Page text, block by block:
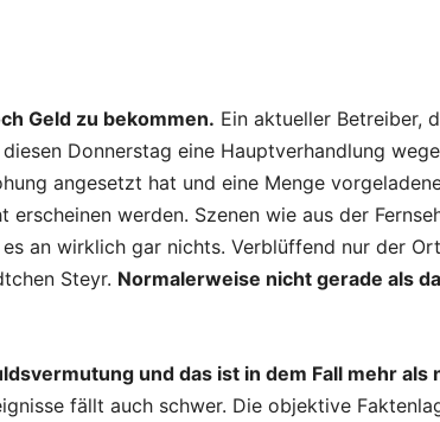
Geld zu bekommen. Ein aktueller Betreiber,
Donnerstag eine Hauptverhandlung
angesetzt hat und eine Menge
werden. Szenen wie aus der
an wirklich gar nichts. Verblüffend nur der
Steyr. Normalerweise nicht gerade als
und das ist in dem Fall mehr
fällt auch schwer. Die objektive